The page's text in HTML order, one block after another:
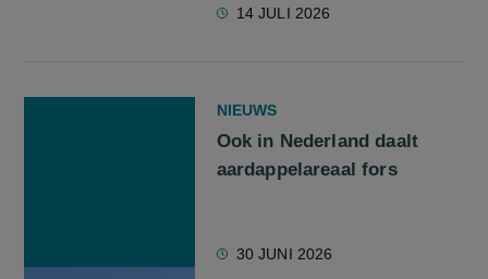
14 JULI 2026
NIEUWS
Ook in Nederland daalt
aardappelareaal fors
30 JUNI 2026